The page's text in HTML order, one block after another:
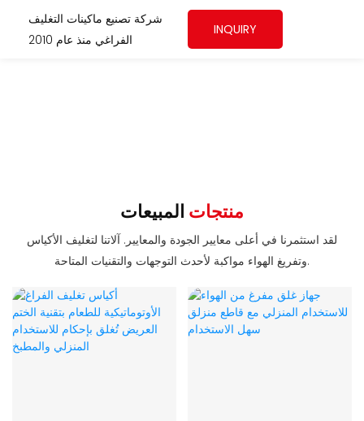
شركة تصنيع ماكينات التغليف
الفراغي منذ عام 2010
INQUIRY
منتجات المبيعات
لقد استثمرنا في أعلى معايير الجودة والمعايير. آلاتنا لتغليف الأكياس
وتفريغ الهواء مواكبة لأحدث التوجهات والتقنيات المتاحة.